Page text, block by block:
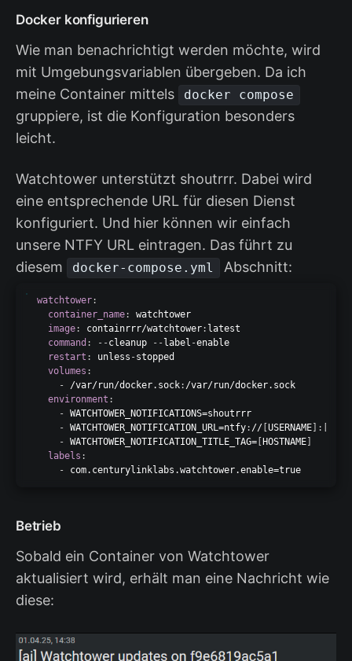
Docker konfigurieren
Wie man benachrichtigt werden möchte, wird
mit Umgebungsvariablen übergeben. Da ich
meine Container mittels
docker compose
gruppiere, ist die Konfiguration besonders
leicht.
Watchtower unterstützt shoutrrr. Dabei wird
eine entsprechende URL für diesen Dienst
konfiguriert. Und hier können wir einfach
unsere NTFY URL eintragen. Das führt zu
diesem
docker-compose.yml Abschnitt:
watchtower:
container_name:
watchtower
image: containrrr/watchtower: latest
command : - -cleanup - - label -enable
restart : unless -stopped
volumes :
- /var/run/docker.sock: /var/run/docker.sock
environment :
- WATCHTOWER_NOTIFICATIONS=shoutrrr
- WATCHTOWER_NOTIFICATION_URL=ntfy: // USERNAME :
- WATCHTOWER_NOTIFICATION_TITLE_TAG= HOSTNAME
labels :
-
Betrieb
Sobald ein Container von Watchtower
aktualisiert wird, erhält man eine Nachricht wie
diese: